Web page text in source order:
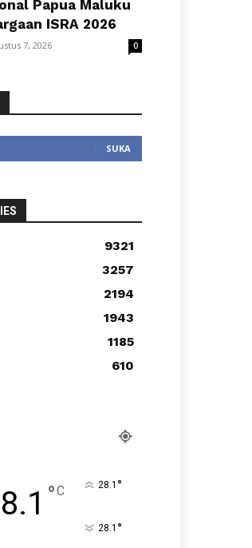
Papua Maluku
ISRA 2026
7, 2026 0
SUKA
9321
3257
2194
1943
1185
610
°C 28.1 °
28.1 °